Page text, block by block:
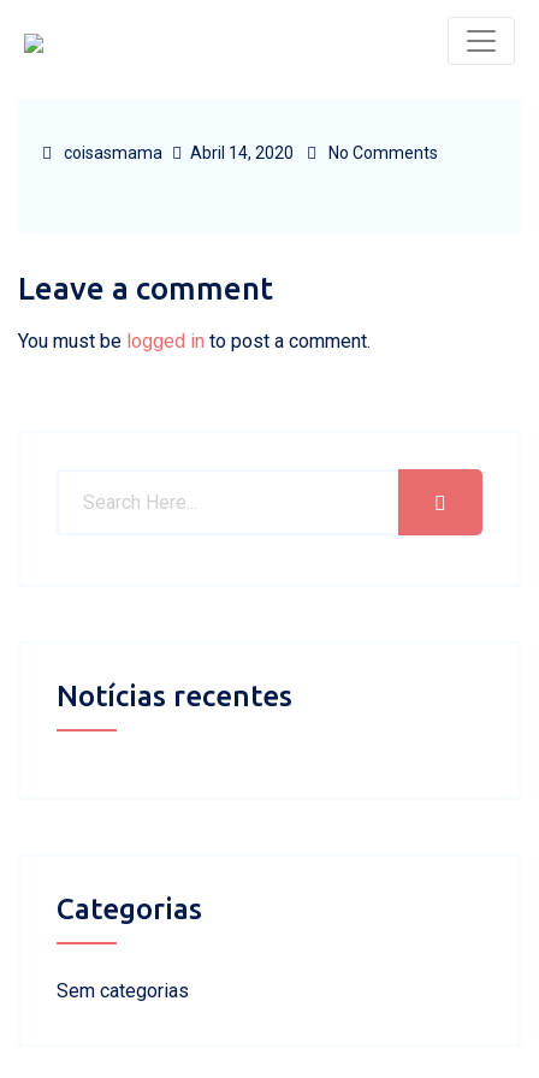
coisasmama Abril 14, 2020 No Comments
Leave a comment
You must be logged in to post a comment.
Notícias recentes
Categorias
Sem categorias